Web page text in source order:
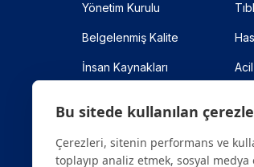
Yönetim Kurulu
Belgelenmiş Kalite
İnsan Kaynakları
Bu sitede kullanılan
Çerezleri, sitenin performans ve
toplayıp analiz etmek, sosyal